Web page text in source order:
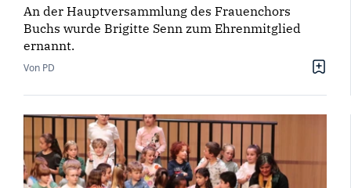
An der Hauptversammlung des Frauenchors
Buchs wurde Brigitte Senn zum Ehrenmitglied
ernannt.
Von PD